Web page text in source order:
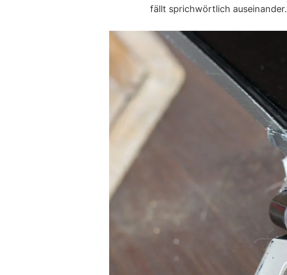
fällt sprichwörtlich auseinander.